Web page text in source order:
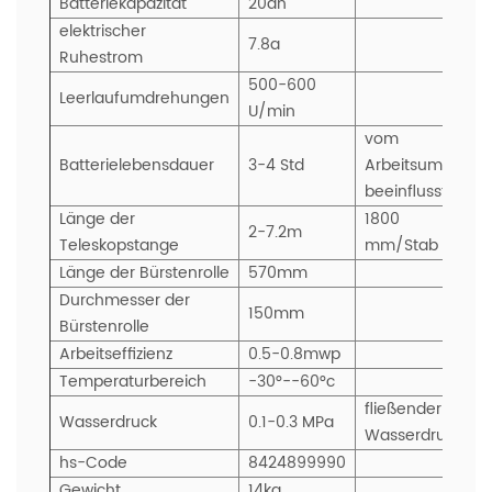
elektrischer
Ruhestrom
7.8a
Leerlaufumdrehungen
500-600
U/min
Batterielebensdauer 3-4 Std
vom
Arbeitsumfeld
beeinflusst
Länge der
Teleskopstange
2-7.2m
1800
mm/Stab
Länge der Bürstenrolle
570mm
Durchmesser der
Bürstenrolle
150mm
Arbeitseffizienz
0.5-0.8mwp
Temperaturbereich
-30°--60°c
Wasserdruck
0.1-0.3 MPa
fließender
Wasserdruck
hs-Code
8424899990